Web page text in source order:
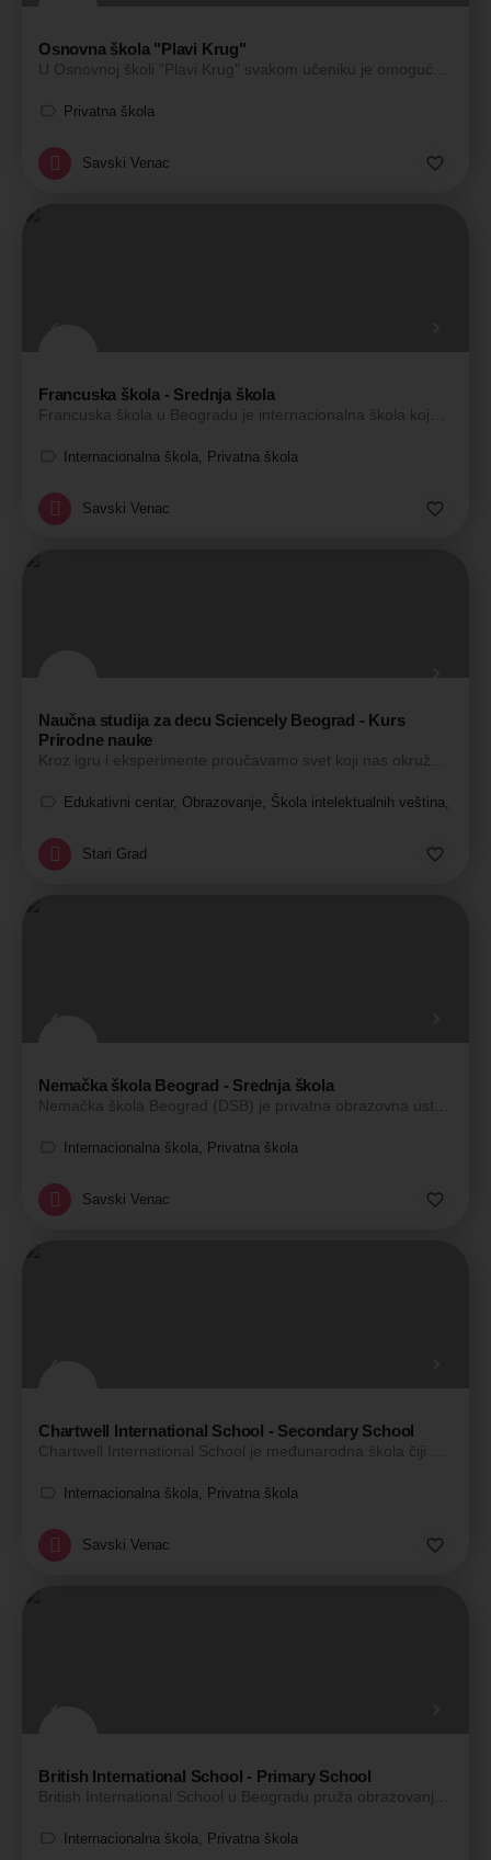
Osnovna škola "Plavi Krug"
Privatna škola
Savski Venac
Francuska škola - Srednja škola
Internacionalna škola, Privatna škola
Savski Venac
Naučna studija za decu Sciencely Beograd - Kurs
Prirodne nauke
Edukativni centar, Obrazovanje, Škola intelektualnih veština,
Stari Grad
Nemačka škola Beograd - Srednja škola
Internacionalna škola, Privatna škola
Savski Venac
Chartwell International School - Secondary School
Internacionalna škola, Privatna škola
Savski Venac
British International School - Primary School
Internacionalna škola, Privatna škola